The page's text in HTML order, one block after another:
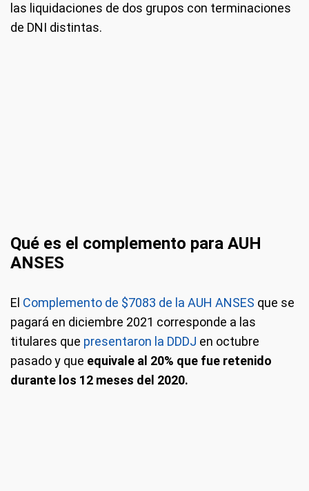
las liquidaciones de dos grupos con terminaciones
de DNI distintas.
Qué es el complemento para AUH
ANSES
El Complemento de $7083 de la AUH ANSES que se
pagará en diciembre 2021 corresponde a las
titulares que presentaron la DDDJ en octubre
pasado y que equivale al 20% que fue retenido
durante los 12 meses del 2020.